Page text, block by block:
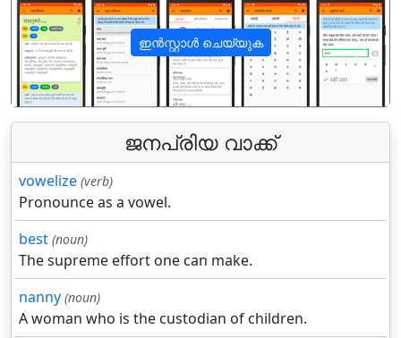
ഇൻസ്റ്റാൾ ചെയ്യുക
पिछला अगला
ജനപ്രിയ വാക്ക്
vowelize (verb)
Pronounce as a vowel.
best (noun)
The supreme effort one can make.
nanny (noun)
A woman who is the custodian of children.